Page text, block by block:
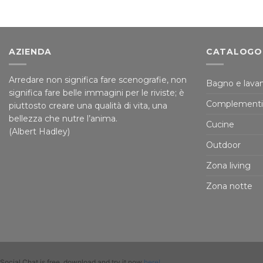
AZIENDA
Arredare non significa fare scenografie, non
significa fare belle immagini per le riviste; è
piuttosto creare una qualità di vita, una
bellezza che nutre l’anima.
(Albert Hadley)
CATALOGO
Bagno e
Complementi
Cucine
Outdoor
Zona living
Zona notte